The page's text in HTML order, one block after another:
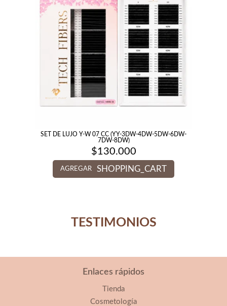
SET DE LUJO Y-W 07 CC (YY-3DW-4DW-5DW-6DW-
7DW-8DW)
$130.000
AGREGAR SHOPPING_CART
TESTIMONIOS
Enlaces rápidos
Tienda
Cosmetología